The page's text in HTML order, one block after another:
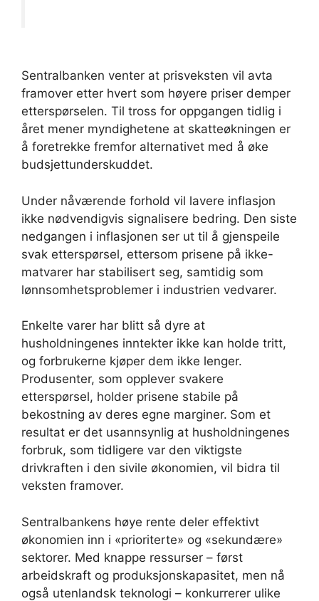
Sentralbanken venter at prisveksten vil avta
framover etter hvert som høyere priser demper
etterspørselen. Til tross for oppgangen tidlig i
året mener myndighetene at skatteøkningen er
å foretrekke fremfor alternativet med å øke
budsjettunderskuddet.
Under nåværende forhold vil lavere inflasjon
ikke nødvendigvis signalisere bedring. Den siste
nedgangen i inflasjonen ser ut til å gjenspeile
svak etterspørsel, ettersom prisene på ikke-
matvarer har stabilisert seg, samtidig som
lønnsomhetsproblemer i industrien vedvarer.
Enkelte varer har blitt så dyre at
husholdningenes inntekter ikke kan holde tritt,
og forbrukerne kjøper dem ikke lenger.
Produsenter, som opplever svakere
etterspørsel, holder prisene stabile på
bekostning av deres egne marginer. Som et
resultat er det usannsynlig at husholdningenes
forbruk, som tidligere var den viktigste
drivkraften i den sivile økonomien, vil bidra til
veksten framover.
Sentralbankens høye rente deler effektivt
økonomien inn i «prioriterte» og «sekundære»
sektorer. Med knappe ressurser – først
arbeidskraft og produksjonskapasitet, men nå
også utenlandsk teknologi – konkurrerer ulike